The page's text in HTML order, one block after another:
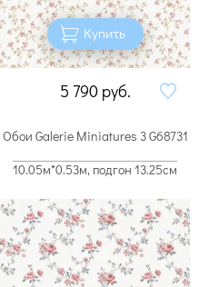
Купить
5 790 руб.
Обои Galerie Miniatures 3 G68731
10.05м*0.53м, подгон 13.25см